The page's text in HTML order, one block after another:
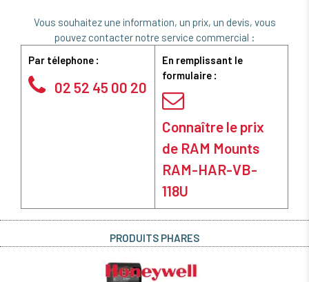
Vous souhaitez une information, un prix, un devis, vous
pouvez contacter notre service commercial :
Par télephone :
02 52 45 00 20
En remplissant le
formulaire :
Connaître le prix
de RAM Mounts
RAM-HAR-VB-
118U
PRODUITS PHARES